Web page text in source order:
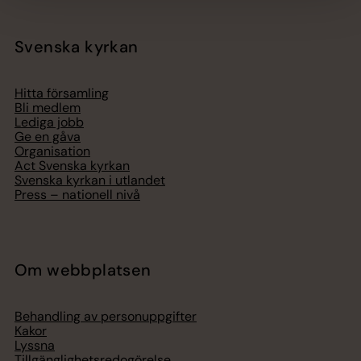
Svenska kyrkan
Hitta församling
Bli medlem
Lediga jobb
Ge en gåva
Organisation
Act Svenska kyrkan
Svenska kyrkan i utlandet
Press – nationell nivå
Om webbplatsen
Behandling av personuppgifter
Kakor
Lyssna